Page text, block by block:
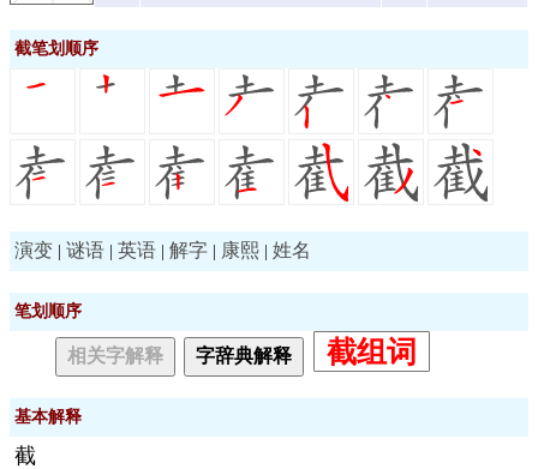
截笔划顺序
演变 | 谜语 | 英语 | 解字 | 康熙 | 姓名
笔划顺序
相关字解释 字辞典解释 截组词
基本解释
截